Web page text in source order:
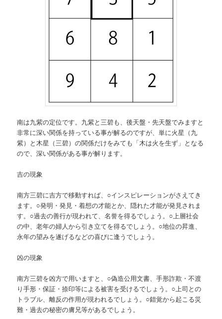
南は九紫の定位です。九紫と三碧も、後天盤・先天盤でみますと
非常に深い関係を持っている事が解るのですが、単に火星（九
紫）と木星（三碧）の関係だけをみても「木は火を生ず」となる
ので、深い関係がある事が解ります。
吉の現象
南方三碧に吉方で移動すれば、○インスピレーションがさえてき
ます。○発明・発見・着想の才能とか、隠れた才能が発見されま
す。○過去の善行が現われて、名誉を得るでしょう。○上層社会
の中、老年の婦人から引き立てを得るでしょう。○地位の昇進、
永年の望みを遂げるなどの喜びに逢うでしょう。
凶の現象
南方三碧を凶方で用いますと、○偽造公用文書、手形詐欺・不渡
り手形・保証・捺印等による被害を受けるでしょう。○上司との
トラブル、離反の作用が現われるでしょう。○錯覚から起こる災
難・過去の秘密の膚兄等があるでしょう。